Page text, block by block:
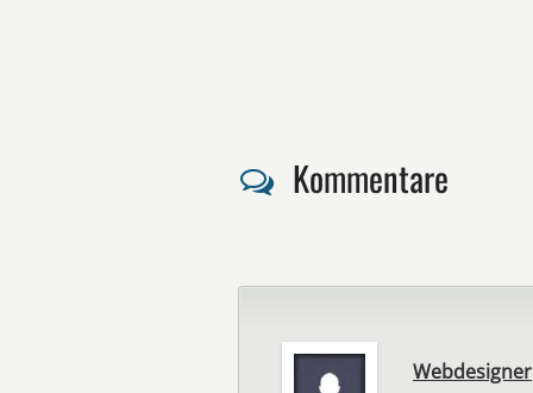
Kommentare
Webdesigner